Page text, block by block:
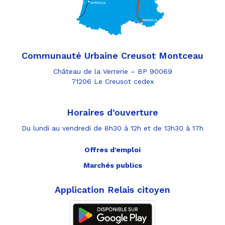
Communauté Urbaine Creusot Montceau
Château de la Verrerie – BP 90069
71206 Le Creusot cedex
Horaires d’ouverture
Du lundi au vendredi de 8h30 à 12h et de 13h30 à 17h
Offres d’emploi
Marchés publics
Application Relais citoyen